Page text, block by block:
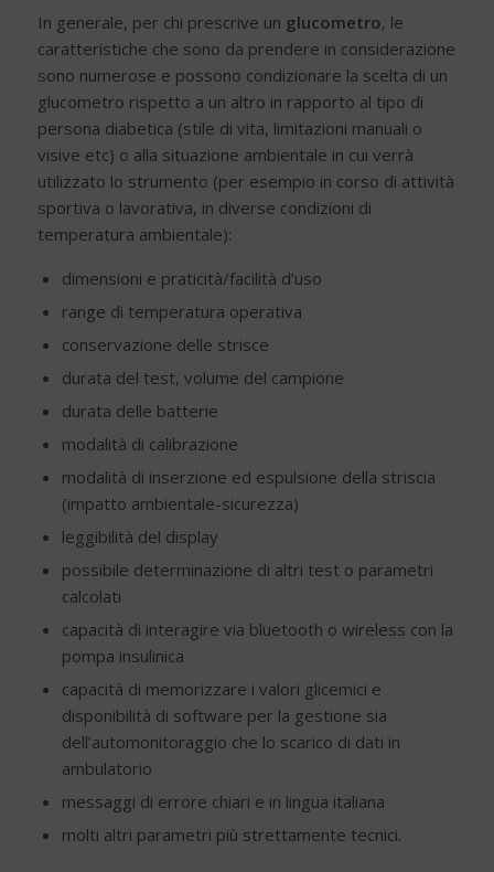
In generale, per chi prescrive un glucometro, le
caratteristiche che sono da prendere in considerazione
sono numerose e possono condizionare la scelta di un
glucometro rispetto a un altro in rapporto al tipo di
persona diabetica (stile di vita, limitazioni manuali o
visive etc) o alla situazione ambientale in cui verrà
utilizzato lo strumento (per esempio in corso di attività
sportiva o lavorativa, in diverse condizioni di
temperatura ambientale):
dimensioni e praticità/facilità d’uso
range di temperatura operativa
conservazione delle strisce
durata del test, volume del campione
durata delle batterie
modalità di calibrazione
modalità di inserzione ed espulsione della striscia
(impatto ambientale-sicurezza)
leggibilità del display
possibile determinazione di altri test o parametri
calcolati
capacità di interagire via bluetooth o wireless con la
pompa insulinica
capacità di memorizzare i valori glicemici e
disponibilità di software per la gestione sia
dell’automonitoraggio che lo scarico di dati in
ambulatorio
messaggi di errore chiari e in lingua italiana
molti altri parametri più strettamente tecnici.